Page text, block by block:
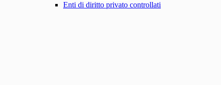
Enti di diritto privato controllati